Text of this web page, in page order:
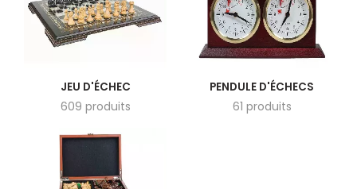
JEU D'ÉCHEC
609 produits
PENDULE D'ÉCHECS
61 produits